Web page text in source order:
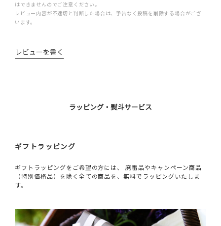
はできませんのでご注意ください。
レビュー内容が不適切と判断した場合は、予告なく投稿を削除する場合がござ
います。
レビューを書く
ラッピング・熨斗サービス
ギフトラッピング
ギフトラッピングをご希望の方には、 廃番品やキャンペーン商品
（特別価格品）を除く全ての商品を、無料でラッピングいたしま
す。